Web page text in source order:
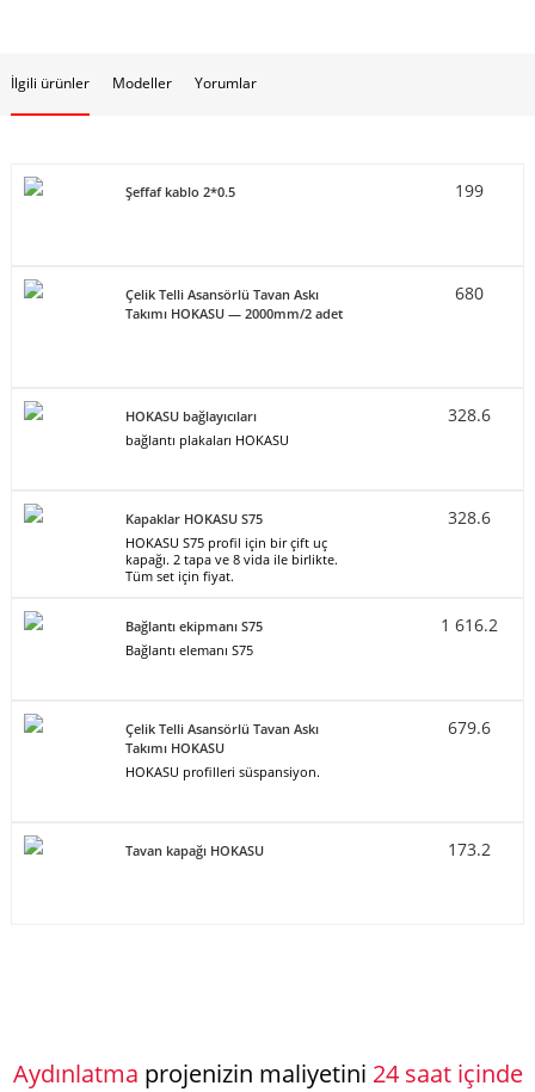
İlgili ürünler Modeller Yorumlar
Şeffaf kablo 2*0.5 199
Çelik Telli Asansörlü Tavan Askı
Takımı HOKASU — 2000mm/2 adet
680
HOKASU bağlayıcıları
bağlantı plakaları HOKASU
328.6
Kapaklar HOKASU S75
HOKASU S75 profil için bir çift uç
kapağı. 2 tapa ve 8 vida ile birlikte.
Tüm set için fiyat.
328.6
Bağlantı ekipmanı S75
Bağlantı elemanı S75
1 616.2
Çelik Telli Asansörlü Tavan Askı
Takımı HOKASU
HOKASU profilleri süspansiyon.
679.6
Tavan kapağı HOKASU 173.2
Aydınlatma projenizin maliyetini 24 saat içinde